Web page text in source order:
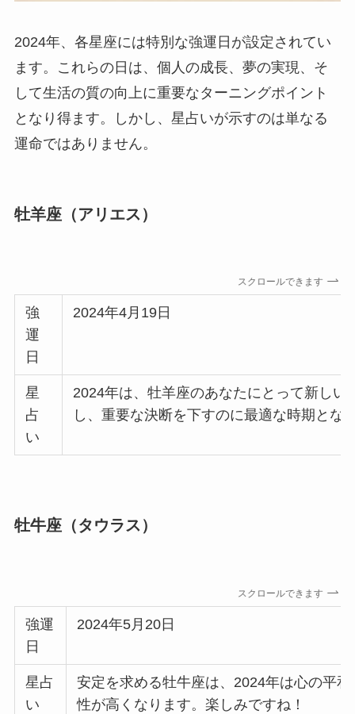
2024年、各星座には特別な強運日が設定されてい
ます。これらの日は、個人の成長、夢の実現、そ
して生活の質の向上に重要なターニングポイント
となり得ます。しかし、星占いが示すのは単なる
運命ではありません。
牡羊座（アリエス）
スクロールできます
強
運
日
2024年4月19日
星
占
い
2024年は、牡羊座のあなたにとって新し
し、重要な決断を下すのに最適な時期とな
牡牛座（タウラス）
スクロールできます
強運
日
2024年5月20日
星占
い
安定を求める牡牛座は、2024年は心の平
性が高くなります。楽しみですね！